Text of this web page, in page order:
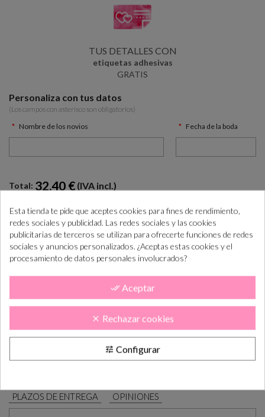
TUS DETALLES CON
etiquetas adhesivas
GRATIS
Personaliza con tus datos
(Los campos con asterísco son obligatorios)
Nombre de los novios
Fecha de la boda
Total: 32.40 € (IVA incl.)
 AÑADIR AL CARRITO
Realiza el pedido
Lo tramitamos y
preparamos
En 5-10 días lab.
lo tendás en casa
PLAZOS DE ENTREGA
OPINIONES
Esta tienda te pide que aceptes cookies para fines de rendimiento,
redes sociales y publicidad. Las redes sociales y las cookies
publicitarias de terceros se utilizan para ofrecerte funciones de redes
sociales y anuncios personalizados. ¿Aceptas estas cookies y el
procesamiento de datos personales involucrados?
done_all Aceptar
clear Rechazar cookies
tune Configurar